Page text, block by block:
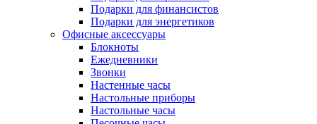
Подарки для финансистов
Подарки для энергетиков
Офисные аксессуары
Блокноты
Ежедневники
Звонки
Настенные часы
Настольные приборы
Настольные часы